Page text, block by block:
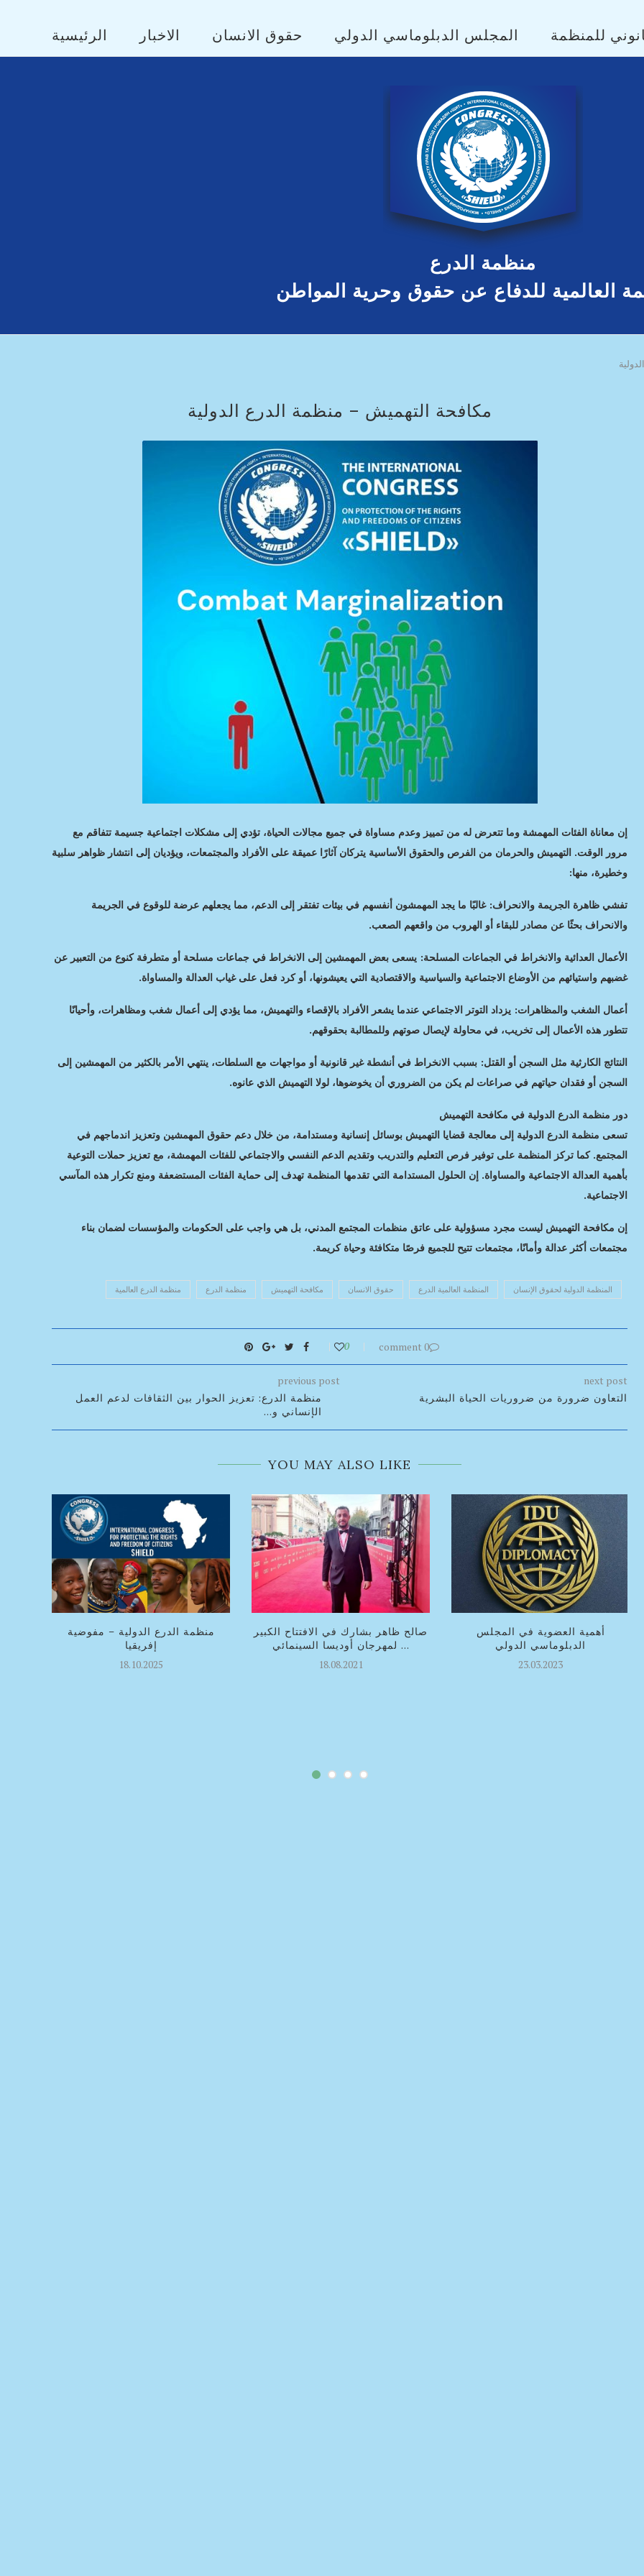
الرئيسية الاخبار حقوق الانسان المجلس الدبلوماسي الدولي للمنظمة
منظمة الدرع
العالمية للدفاع عن حقوق وحرية المواطن
مكافحة التهميش – منظمة الدرع الدولية
إن معاناة الفئات المهمشة وما تتعرض له من تمييز وعدم مساواة في جميع مجالات الحياة، تؤدي إلى مشكلات اجتماعية جسيمة تتفاقم مع
مرور الوقت. التهميش والحرمان من الفرص والحقوق الأساسية يتركان آثارًا عميقة على الأفراد والمجتمعات، ويؤديان إلى انتشار ظواهر سلبية
وخطيرة، منها:
تفشي ظاهرة الجريمة والانحراف: غالبًا ما يجد المهمشون أنفسهم في بيئات تفتقر إلى الدعم، مما يجعلهم عرضة للوقوع في الجريمة
والانحراف بحثًا عن مصادر للبقاء أو الهروب من واقعهم الصعب.
الأعمال العدائية والانخراط في الجماعات المسلحة: يسعى بعض المهمشين إلى الانخراط في جماعات مسلحة أو متطرفة كنوع من التعبير عن
غضبهم واستيائهم من الأوضاع الاجتماعية والسياسية والاقتصادية التي يعيشونها، أو كرد فعل على غياب العدالة والمساواة.
أعمال الشغب والمظاهرات: يزداد التوتر الاجتماعي عندما يشعر الأفراد بالإقصاء والتهميش، مما يؤدي إلى أعمال شغب ومظاهرات، وأحيانًا
تتطور هذه الأعمال إلى تخريب، في محاولة لإيصال صوتهم وللمطالبة بحقوقهم.
النتائج الكارثية مثل السجن أو القتل: بسبب الانخراط في أنشطة غير قانونية أو مواجهات مع السلطات، ينتهي الأمر بالكثير من المهمشين إلى
السجن أو فقدان حياتهم في صراعات لم يكن من الضروري أن يخوضوها، لولا التهميش الذي عانوه.
دور منظمة الدرع الدولية في مكافحة التهميش
تسعى منظمة الدرع الدولية إلى معالجة قضايا التهميش بوسائل إنسانية ومستدامة، من خلال دعم حقوق المهمشين وتعزيز اندماجهم في
المجتمع. كما تركز المنظمة على توفير فرص التعليم والتدريب وتقديم الدعم النفسي والاجتماعي للفئات المهمشة، مع تعزيز حملات التوعية
بأهمية العدالة الاجتماعية والمساواة. إن الحلول المستدامة التي تقدمها المنظمة تهدف إلى حماية الفئات المستضعفة ومنع تكرار هذه المآسي
الاجتماعية.
إن مكافحة التهميش ليست مجرد مسؤولية على عاتق منظمات المجتمع المدني، بل هي واجب على الحكومات والمؤسسات لضمان بناء
مجتمعات أكثر عدالة وأمانًا، مجتمعات تتيح للجميع فرصًا متكافئة وحياة كريمة.
المنظمة الدولية لحقوق الإنسان المنظمة العالمية الدرع حقوق الانسان مكافحة التهميش منظمة الدرع منظمة الدرع العالمية
0 comment
0
previous post
منظمة الدرع: تعزيز الحوار بين الثقافات لدعم العمل
الإنساني و...
next post
التعاون ضرورة من ضروريات الحياة البشرية
YOU MAY ALSO LIKE
أهمية العضوية في المجلس
الدبلوماسي الدولي
23.03.2023
صالح ظاهر بشارك في الافتتاح الكبير
لمهرجان أوديسا السينمائي ...
18.08.2021
منظمة الدرع الدولية – مفوضية
إفريقيا
18.10.2025